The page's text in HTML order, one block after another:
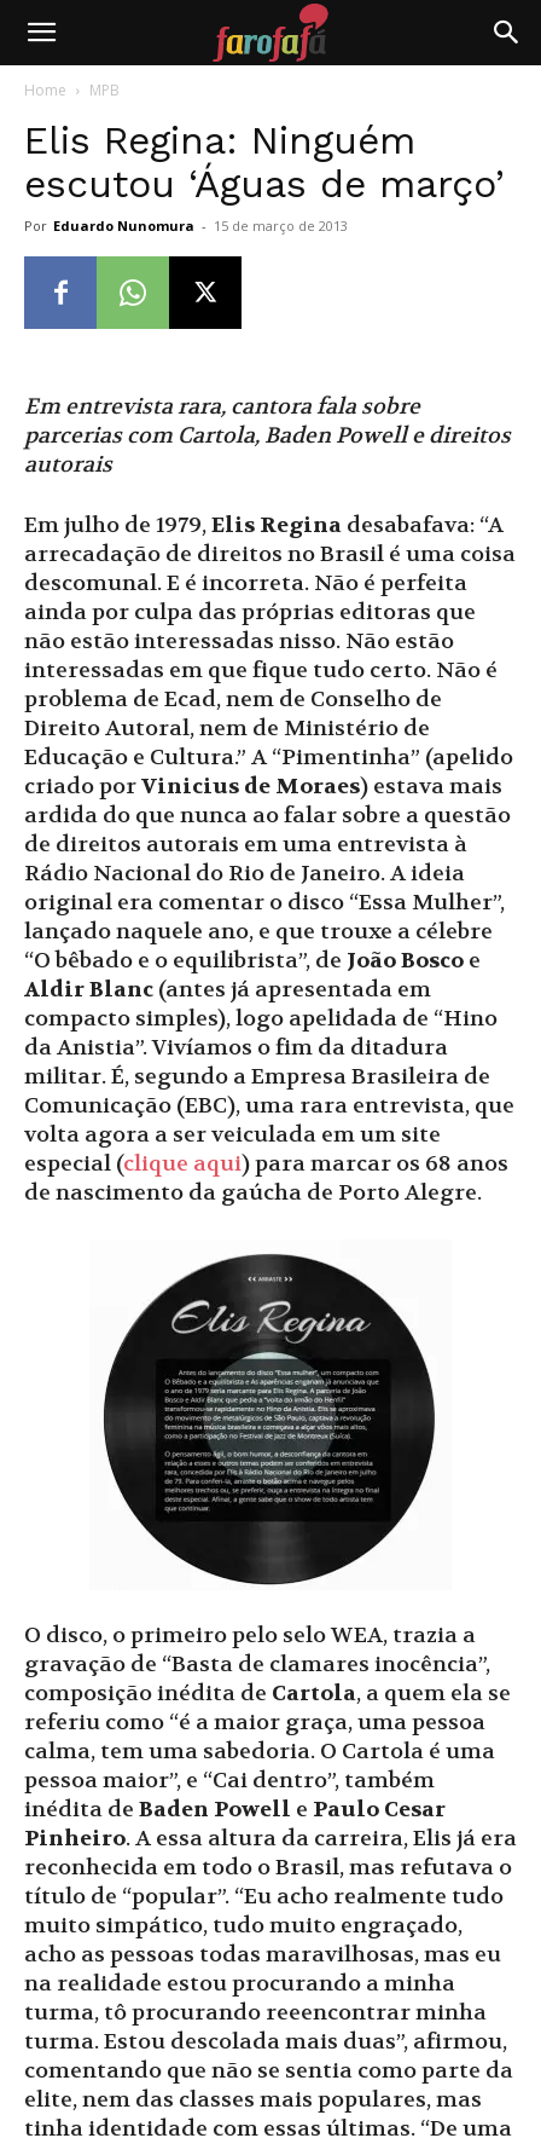
Farofafá
Home MPB
Elis Regina: Ninguém
escutou ‘Águas de março’
Por Eduardo Nunomura - 15 de março de 2013
Em entrevista rara, cantora fala sobre
parcerias com Cartola, Baden Powell e direitos
autorais
Em julho de 1979,Elis Regina desabafava: “A
arrecadação de direitos no Brasil é uma coisa
descomunal. E é incorreta. Não é perfeita
ainda por culpa das próprias editoras que
não estão interessadas nisso. Não estão
interessadas em que fique tudo certo. Não é
problema de Ecad, nem de Conselho de
Direito Autoral, nem de Ministério de
Educação e Cultura.” A “Pimentinha” (apelido
criado porVinicius de Moraes) estava mais
ardida do que nunca ao falar sobre a questão
de direitos autorais em uma entrevista à
Rádio Nacional do Rio de Janeiro. A ideia
original era comentar o disco “Essa Mulher”,
lançado naquele ano, e que trouxe a célebre
“O bêbado e o equilibrista”, de João Bosco e
Aldir Blanc (antes já apresentada em
compacto simples), logo apelidada de “Hino
da Anistia”. Vivíamos o fim da ditadura
militar. É, segundo a Empresa Brasileira de
Comunicação (EBC), uma rara entrevista, que
volta agora a ser veiculada em um site
especial (clique aqui) para marcar os 68 anos
de nascimento da gaúcha de Porto Alegre.
O disco, o primeiro pelo selo WEA, trazia a
gravação de “Basta de clamares inocência”,
composição inédita de Cartola, a quem ela se
referiu como “é a maior graça, uma pessoa
calma, tem uma sabedoria. O Cartola é uma
pessoa maior”, e “Cai dentro”, também
inédita de Baden Powell e Paulo Cesar
Pinheiro. A essa altura da carreira, Elis já era
reconhecida em todo o Brasil, mas refutava o
título de “popular”. “Eu acho realmente tudo
muito simpático, tudo muito engraçado,
acho as pessoas todas maravilhosas, mas eu
na realidade estou procurando a minha
turma, tô procurando reeencontrar minha
turma. Estou descolada mais duas”, afirmou,
comentando que não se sentia como parte da
elite, nem das classes mais populares, mas
tinha identidade com essas últimas. “De uma